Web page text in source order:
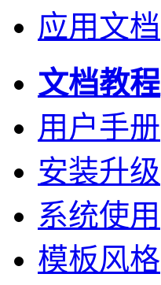
应用文档
文档教程
用户手册
安装升级
系统使用
模板风格